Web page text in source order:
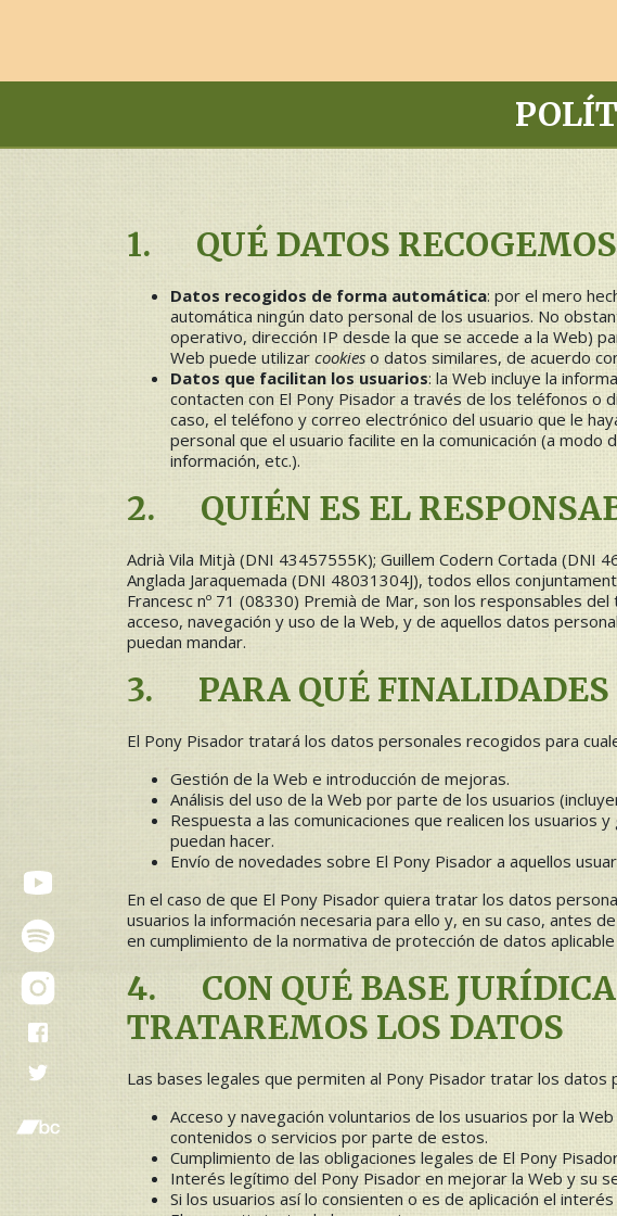
1. QUÉ DATOS RECOGEMOS
Datos recogidos de forma automática: por el mero
automática ningún dato personal de los usuarios. No
operativo, dirección IP desde la que se accede a la Web)
Web puede utilizar cookies o datos similares, de acuerdo
Datos que facilitan los usuarios: la Web incluye la
contacten con El Pony Pisador a través de los teléfonos o
caso, el teléfono y correo electrónico del usuario que le
personal que el usuario facilite en la comunicación (a
información, etc.).
2. QUIÉN ES EL
Adrià Vila Mitjà (DNI 43457555K); Guillem Codern Cortada (DNI
Anglada Jaraquemada (DNI 48031304J), todos ellos
Francesc nº 71 (08330) Premià de Mar, son los responsables
acceso, navegación y uso de la Web, y de aquellos datos
puedan mandar.
3. PARA QUÉ FINALIDADES
El Pony Pisador tratará los datos personales recogidos para
Gestión de la Web e introducción de mejoras.
Análisis del uso de la Web por parte de los usuarios
Respuesta a las comunicaciones que realicen los
puedan hacer.
Envío de novedades sobre El Pony Pisador a aquellos
En el caso de que El Pony Pisador quiera tratar los datos
usuarios la información necesaria para ello y, en su caso, antes
en cumplimiento de la normativa de protección de datos
4. CON QUÉ BASE
TRATAREMOS LOS DATOS
Las bases legales que permiten al Pony Pisador tratar los datos
Acceso y navegación voluntarios de los usuarios por la
contenidos o servicios por parte de estos.
Cumplimiento de las obligaciones legales de El Pony
Interés legítimo del Pony Pisador en mejorar la Web y su
Si los usuarios así lo consienten o es de aplicación el